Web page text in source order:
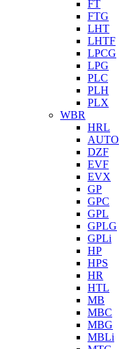
FT
FTG
LHT
LHTF
LPCG
LPG
PLC
PLH
PLX
WBR
HRL
AUTO
DZF
EVF
EVX
GP
GPC
GPL
GPLG
GPLi
HP
HPS
HR
HTL
MB
MBC
MBG
MBLi